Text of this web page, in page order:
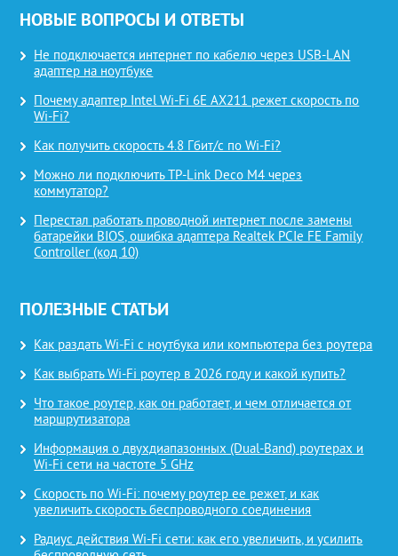
НОВЫЕ ВОПРОСЫ И ОТВЕТЫ
Не подключается интернет по кабелю через USB-LAN
адаптер на ноутбуке
Почему адаптер Intel Wi-Fi 6E AX211 режет скорость по
Wi-Fi?
Как получить скорость 4.8 Гбит/с по Wi-Fi?
Можно ли подключить TP-Link Deco M4 через
коммутатор?
Перестал работать проводной интернет после замены
батарейки BIOS, ошибка адаптера Realtek PCIe FE Family
Controller (код 10)
ПОЛЕЗНЫЕ СТАТЬИ
Как раздать Wi-Fi с ноутбука или компьютера без роутера
Как выбрать Wi-Fi роутер в 2026 году и какой купить?
Что такое роутер, как он работает, и чем отличается от
маршрутизатора
Информация о двухдиапазонных (Dual-Band) роутерах и
Wi-Fi сети на частоте 5 GHz
Скорость по Wi-Fi: почему роутер ее режет, и как
увеличить скорость беспроводного соединения
Радиус действия Wi-Fi сети: как его увеличить, и усилить